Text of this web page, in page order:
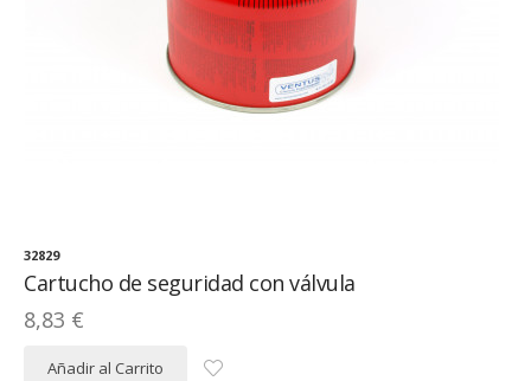
32829
Cartucho de seguridad con válvula
8,83 €
Añadir al Carrito